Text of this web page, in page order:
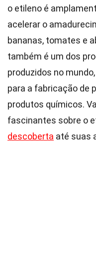
o etileno é
acelerar o
bananas, tomates e
também é um dos
produzidos no
para a fabricação de
produtos químicos.
fascinantes sobre o
descoberta até suas